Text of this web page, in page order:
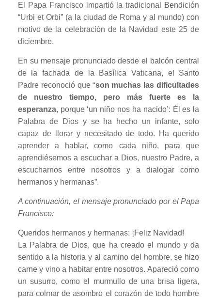
El Papa Francisco impartió la tradicional Bendición
“Urbi et Orbi” (a la ciudad de Roma y al mundo) con
motivo de la celebración de la Navidad este 25 de
diciembre.
En su mensaje pronunciado desde el balcón central
de la fachada de la Basílica Vaticana, el Santo
Padre reconoció que “son muchas las dificultades
de nuestro tiempo, pero más fuerte es la
esperanza, porque ‘un niño nos ha nacido’: Él es la
Palabra de Dios y se ha hecho un infante, solo
capaz de llorar y necesitado de todo. Ha querido
aprender a hablar, como cada niño, para que
aprendiésemos a escuchar a Dios, nuestro Padre, a
escucharnos entre nosotros y a dialogar como
hermanos y hermanas”.
A continuación, el mensaje pronunciado por el Papa
Francisco:
Queridos hermanos y hermanas: ¡Feliz Navidad!
La Palabra de Dios, que ha creado el mundo y da
sentido a la historia y al camino del hombre, se hizo
carne y vino a habitar entre nosotros. Apareció como
un susurro, como el murmullo de una brisa ligera,
para colmar de asombro el corazón de todo hombre